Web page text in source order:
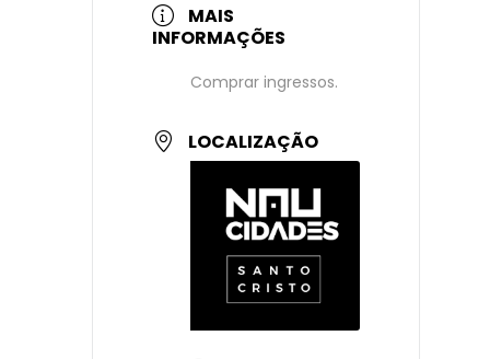
MAIS
INFORMAÇÕES
Comprar ingressos.
LOCALIZAÇÃO